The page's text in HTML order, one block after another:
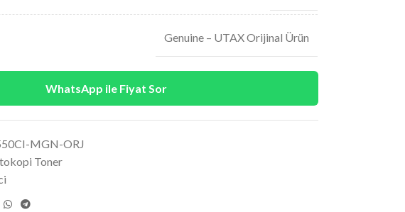
Genuine – UTAX Orijinal Ürün
WhatsApp ile Fiyat Sor
MGN-ORJ
Toner